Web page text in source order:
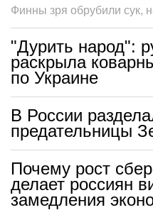
Финны зря обрубили сук,
"Дурить народ":
раскрыла
по Украине
В России
предательницы
Почему рост
делает россиян
замедления